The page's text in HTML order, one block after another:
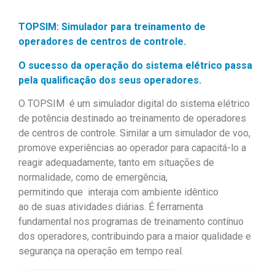
TOPSIM : Simulador para treinamento de
operadores de centros de controle.
O sucesso da operação do sistema elétrico passa
pela qualificação dos seus operadores.
O TOPSIM é um simulador digital do sistema elétrico
de potência destinado ao treinamento de operadores
de centros de controle. Similar a um simulador de voo,
promove experiências ao operador para capacitá-lo a
reagir adequadamente, tanto em situações de
normalidade, como de emergência,
permitindo que interaja com ambiente idêntico
ao de suas atividades diárias. É ferramenta
fundamental nos programas de treinamento contínuo
dos operadores, contribuindo para a maior qualidade e
segurança na operação em tempo real.